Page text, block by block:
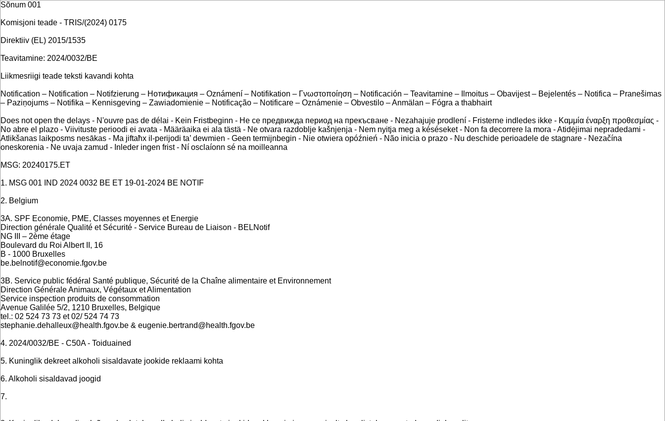
Sõnum 001
Komisjoni teade - TRIS/(2024) 0175
Direktiiv (EL) 2015/1535
Teavitamine: 2024/0032/BE
Liikmesriigi teade teksti kavandi kohta
Notification – Notification – Notifzierung – Нотификация – Oznámení – Notifikation – Γνωστοποίηση – Notificación – Teavitamine – Ilmoitus – Obavijest – Bejelentés – Notifica – Pranešimas
– Paziņojums – Notifika – Kennisgeving – Zawiadomienie – Notificação – Notificare – Oznámenie – Obvestilo – Anmälan – Fógra a thabhairt
Does not open the delays - N'ouvre pas de délai - Kein Fristbeginn - Не се предвижда период на прекъсване - Nezahajuje prodlení - Fristerne indledes ikke - Καμμία έναρξη προθεσμίας -
No abre el plazo - Viivituste perioodi ei avata - Määräaika ei ala tästä - Ne otvara razdoblje kašnjenja - Nem nyitja meg a késéseket - Non fa decorrere la mora - Atidėjimai nepradedami -
Atlikšanas laikposms nesākas - Ma jiftaħx il-perijodi ta’ dewmien - Geen termijnbegin - Nie otwiera opóźnień - Não inicia o prazo - Nu deschide perioadele de stagnare - Nezačína
oneskorenia - Ne uvaja zamud - Inleder ingen frist - Ní osclaíonn sé na moilleanna
MSG: 20240175.ET
1. MSG 001 IND 2024 0032 BE ET 19-01-2024 BE NOTIF
2. Belgium
3A. SPF Economie, PME, Classes moyennes et Energie
Direction générale Qualité et Sécurité - Service Bureau de Liaison - BELNotif
NG III – 2ème étage
Boulevard du Roi Albert II, 16
B - 1000 Bruxelles
be.belnotif@economie.fgov.be
3B. Service public fédéral Santé publique, Sécurité de la Chaîne alimentaire et Environnement
Direction Générale Animaux, Végétaux et Alimentation
Service inspection produits de consommation
Avenue Galilée 5/2, 1210 Bruxelles, Belgique
tel.: 02 524 73 73 et 02/ 524 74 73
stephanie.dehalleux@health.fgov.be & eugenie.bertrand@health.fgov.be
4. 2024/0032/BE - C50A - Toiduained
5. Kuninglik dekreet alkoholi sisaldavate jookide reklaami kohta
6. Alkoholi sisaldavad joogid
7.